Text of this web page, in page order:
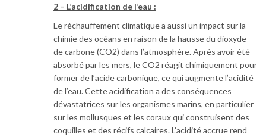
2 – L’acidification de l’eau :
Le réchauffement climatique a aussi un impact sur la
chimie des océans en raison de la hausse du dioxyde
de carbone (CO2) dans l’atmosphère. Après avoir été
absorbé par les mers, le CO2 réagit chimiquement pour
former de l’acide carbonique, ce qui augmente l’acidité
de l’eau. Cette acidification a des conséquences
dévastatrices sur les organismes marins, en particulier
sur les mollusques et les coraux qui construisent des
coquilles et des récifs calcaires. L’acidité accrue rend